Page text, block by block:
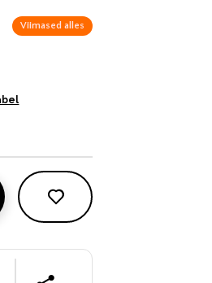
Viimased alles